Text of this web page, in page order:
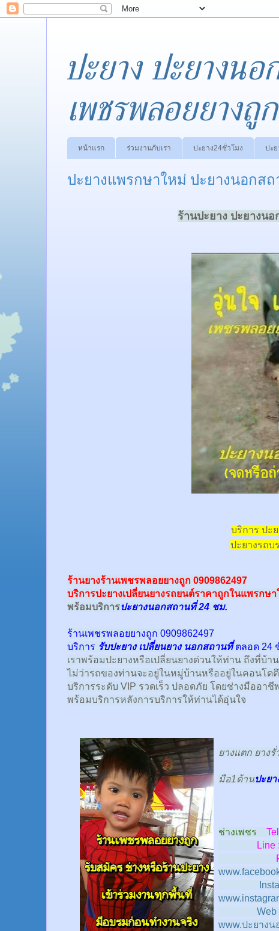
ปะยาง ปะยางน
เพชรพลอยยางถูก
หน้าแรก ร่วมงานกับเรา ปะยาง24ชั่วโมง ปะ
ปะยางแพรกษาใหม่ ปะยางนอกสถ
ร้านปะยาง ปะยางน
บริการ ปะ
ปะยางรถบ
ร้านยางร้านเพชรพลอยยางถูก 0909862497
บริการปะยางเปลี่ยนยางรถยนต์ราคาถูกในแพรกษ
พร้อมบริการปะยางนอกสถานที่ 24 ชม.
ร้านเพชรพลอยยางถูก 0909862497
บริการ รับปะยาง เปลี่ยนยาง นอกสถานที่ ตลอด 24
เราพร้อมปะยางหรือเปลี่ยนยางด่วนให้ท่าน ถึงที่บ้า
ไม่ว่ารถของท่านจะอยู่ในหมู่บ้านหรืออยู่ในคอนโด
บริการระดับ VIP รวดเร็ว ปลอดภัย โดยช่างมืออา
พร้อมบริการหลังการบริการให้ท่านได้อุ่นใจ
ยางแตก ยางรั่
มือ1ด้านปะย
ช่างเพชร
Line :
Web
www.ปะยาง